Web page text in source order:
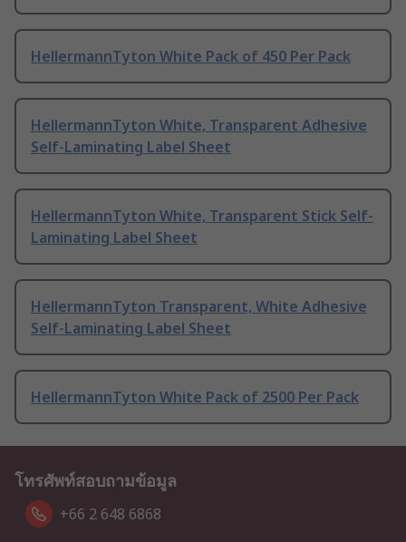
HellermannTyton White Pack of 450 Per Pack
HellermannTyton White, Transparent Adhesive
Self-Laminating Label Sheet
HellermannTyton White, Transparent Stick Self-
Laminating Label Sheet
HellermannTyton Transparent, White Adhesive
Self-Laminating Label Sheet
HellermannTyton White Pack of 2500 Per Pack
โทรศัพท์สอบถามข้อมูล
+66 2 648 6868